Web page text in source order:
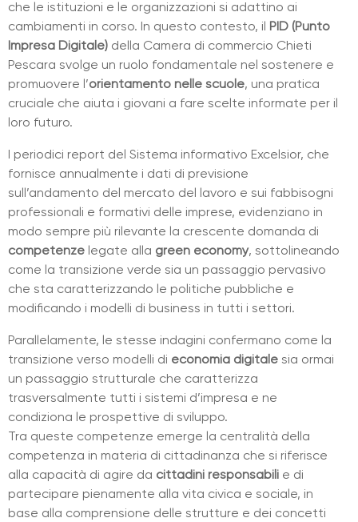
che le istituzioni e le organizzazioni si adattino ai
cambiamenti in corso. In questo contesto, il PID (Punto
Impresa Digitale) della Camera di commercio Chieti
Pescara svolge un ruolo fondamentale nel sostenere e
promuovere l’orientamento nelle scuole, una pratica
cruciale che aiuta i giovani a fare scelte informate per il
loro futuro.
I periodici report del Sistema informativo Excelsior, che
fornisce annualmente i dati di previsione
sull’andamento del mercato del lavoro e sui fabbisogni
professionali e formativi delle imprese, evidenziano in
modo sempre più rilevante la crescente domanda di
competenze legate alla green economy, sottolineando
come la transizione verde sia un passaggio pervasivo
che sta caratterizzando le politiche pubbliche e
modificando i modelli di business in tutti i settori.
Parallelamente, le stesse indagini confermano come la
transizione verso modelli di economia digitale sia ormai
un passaggio strutturale che caratterizza
trasversalmente tutti i sistemi d’impresa e ne
condiziona le prospettive di sviluppo.
Tra queste competenze emerge la centralità della
competenza in materia di cittadinanza che si riferisce
alla capacità di agire da cittadini responsabili e di
partecipare pienamente alla vita civica e sociale, in
base alla comprensione delle strutture e dei concetti